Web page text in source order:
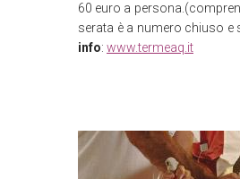
60 euro a
serata è a numero chiuso e
info: www.termeaq.it